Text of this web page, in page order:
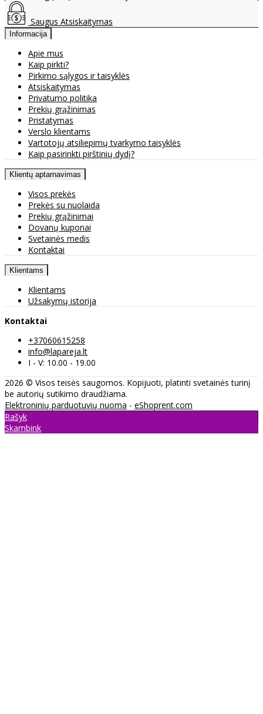
Saugus Atsiskaitymas
Informacija
Apie mus
Kaip pirkti?
Pirkimo sąlygos ir taisyklės
Atsiskaitymas
Privatumo politika
Prekių grąžinimas
Pristatymas
Verslo klientams
Vartotojų atsiliepimų tvarkymo taisyklės
Kaip pasirinkti pirštinių dydį?
Klientų aptarnavimas
Visos prekės
Prekės su nuolaida
Prekių grąžinimai
Dovanų kuponai
Svetainės medis
Kontaktai
Klientams
Klientams
Užsakymų istorija
Kontaktai
+37060615258
info@lapareja.lt
I - V: 10.00 - 19.00
2026 © Visos teisės saugomos. Kopijuoti, platinti svetainės turinį
be autorių sutikimo draudžiama.
Elektroninių parduotuvių nuoma - eShoprent.com
Rašyk
Skambink